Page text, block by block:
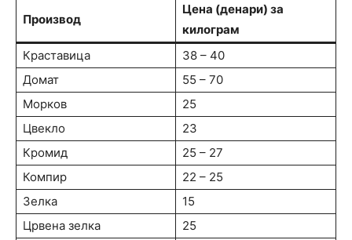
Производ
Цена (денари) за
килограм
Краставица
38 – 40
Домат
55 – 70
Морков
25
Цвекло
23
Кромид
25 – 27
Компир
22 – 25
Зелка
15
Црвена зелка
25